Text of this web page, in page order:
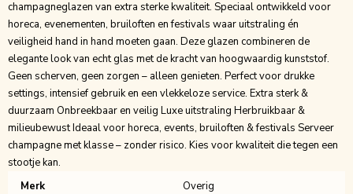
champagneglazen van extra sterke kwaliteit. Speciaal ontwikkeld voor
horeca, evenementen, bruiloften en festivals waar uitstraling én
veiligheid hand in hand moeten gaan. Deze glazen combineren de
elegante look van echt glas met de kracht van hoogwaardig kunststof.
Geen scherven, geen zorgen – alleen genieten. Perfect voor drukke
settings, intensief gebruik en een vlekkeloze service. Extra sterk &
duurzaam Onbreekbaar en veilig Luxe uitstraling Herbruikbaar &
milieubewust Ideaal voor horeca, events, bruiloften & festivals Serveer
champagne met klasse – zonder risico. Kies voor kwaliteit die tegen een
stootje kan.
Merk
Overig